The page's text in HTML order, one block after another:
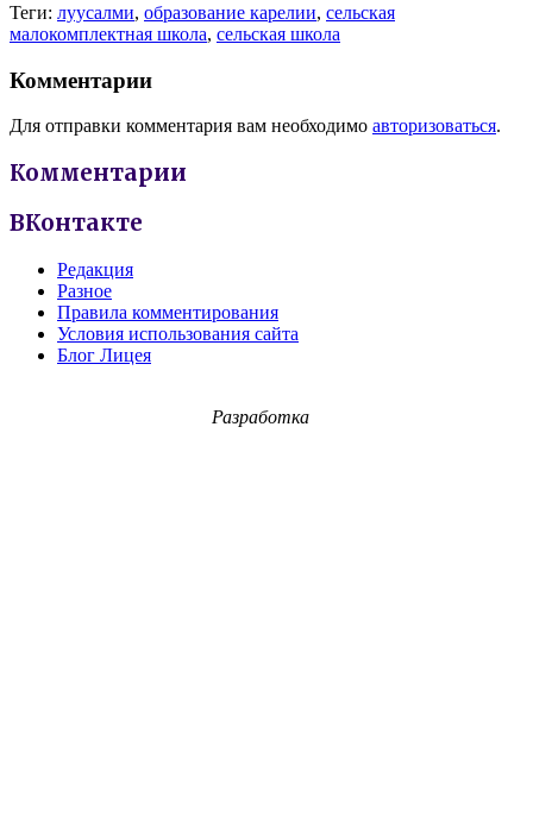
Теги: луусалми, образование карелии, сельская
малокомплектная школа, сельская школа
Комментарии
Для отправки комментария вам необходимо авторизоваться.
Комментарии
ВКонтакте
Редакция
Разное
Правила комментирования
Условия использования сайта
Блог Лицея
Разработка